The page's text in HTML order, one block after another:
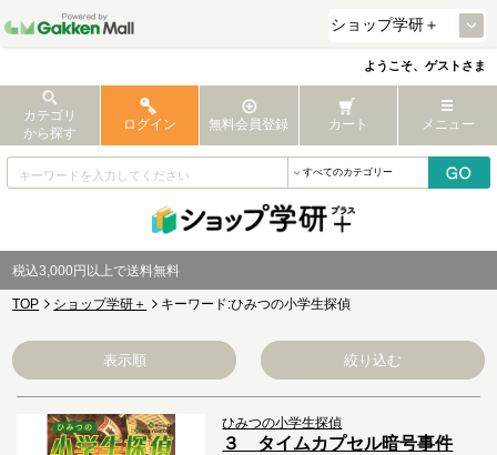
ようこそ、ゲストさま
カテゴリ
から探す
ログイン 無料会員登録 カート メニュー
税込3,000円以上で送料無料
TOP ショップ学研＋ キーワード:ひみつの小学生探偵
表示順 絞り込む
ひみつの小学生探偵
３ タイムカプセル暗号事件